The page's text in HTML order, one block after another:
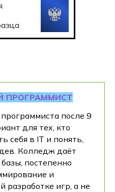
ПРОГРАММИСТ
после 9
для тех, кто
себя в IT и понять,
Колледж даёт
постепенно
и
разработке игр, а не